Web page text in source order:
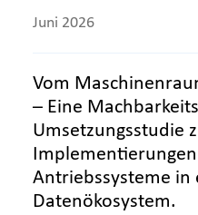
Juni 2026
Vom
– Eine
Umsetzungsstudie
Antriebssysteme
Datenökosystem.